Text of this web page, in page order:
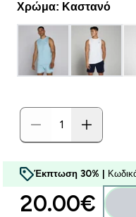
Χρώμα: Καστανό
Έκπτωση 30% |
20.00€‎